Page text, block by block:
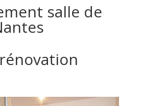
salle de